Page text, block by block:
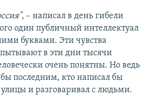
, – написал в день гибели
один публичный интеллектуал
буквами. Эти чувства
в эти дни тысячи
очень понятны. Но ведь
последним, кто написал бы
и разговаривал с людьми.